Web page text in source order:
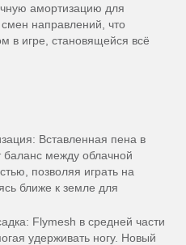
амортизацию для
направлений, что
в игре, становящейся всё
Вставленная пена в
между облачной
позволяя играть на
ближе к земле для
Flymesh в средней части
удерживать ногу. Новый